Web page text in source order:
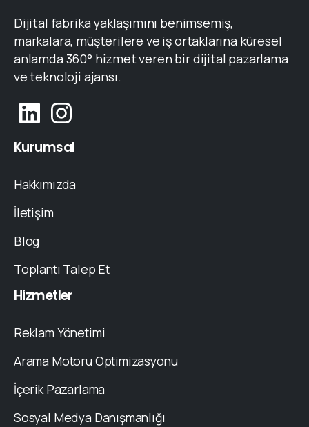
Dijital fabrika yaklaşımını benimsemiş,
markalara, müşterilere ve iş ortaklarına küresel
anlamda 360° hizmet veren bir dijital pazarlama
ve teknoloji ajansı.
Kurumsal
Hakkımızda
İletişim
Blog
Toplantı Talep Et
Hizmetler
Reklam Yönetimi
Arama Motoru Optimizasyonu
İçerik Pazarlama
Sosyal Medya Danışmanlığı